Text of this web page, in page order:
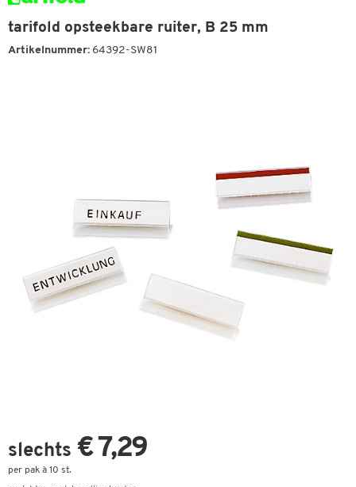
tarifold opsteekbare ruiter, B 25 mm
Artikelnummer: 64392-SW81
slechts € 7,29
per pak à 10 st.